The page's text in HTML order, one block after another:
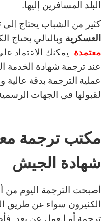
البلد المسافرين إليها.
كثير من الشباب يحتاج إلى
العسكرية وبالتالي يحتاج
معتمدة. يمكنك الاعتماد
عند ترجمة شهادة الخدمة
عملية الترجمة بدقة
لقبولها في الجهات
مكتب ترجمة
شهادة الجيش
أصبحت الترجمة اليوم من
الكثيرون سواء عن طريق
ترجمة أو العمل عن بعد.